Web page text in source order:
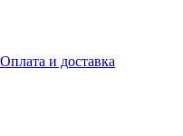
Оплата и доставка